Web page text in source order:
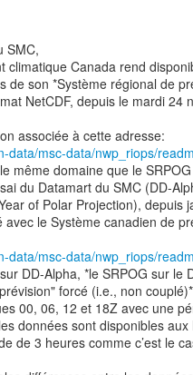
SMC,
climatique Canada rend
de son *Système régional de
NetCDF, depuis le mardi 24
data/msc-data/nwp_riops/
même domaine que le
du Datamart du SMC (DD-
of Polar Projection), depuis
le Système canadien de
data/msc-data/nwp_riops/
DD-Alpha, *le SRPOG sur le
forcé (i.e., non
00, 06, 12 et 18Z avec une
données sont disponibles
de 3 heures comme c’est le